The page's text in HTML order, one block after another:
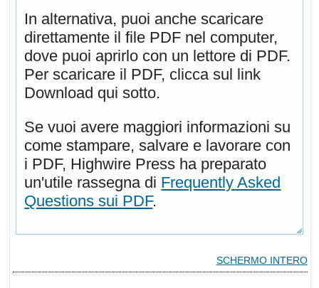
In alternativa, puoi anche scaricare
direttamente il file PDF nel computer,
dove puoi aprirlo con un lettore di PDF.
Per scaricare il PDF, clicca sul link
Download qui sotto.
Se vuoi avere maggiori informazioni su
come stampare, salvare e lavorare con
i PDF, Highwire Press ha preparato
un'utile rassegna di Frequently Asked
Questions sui PDF.
SCHERMO INTERO